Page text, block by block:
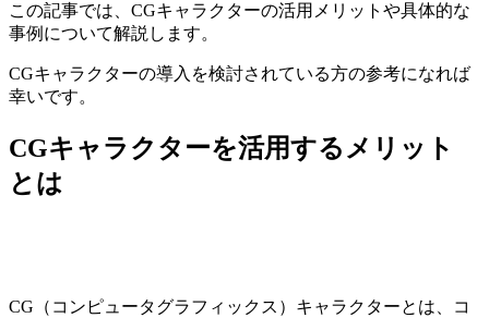
この記事では、CGキャラクターの活用メリットや具体的な
事例について解説します。
CGキャラクターの導入を検討されている方の参考になれば
幸いです。
CGキャラクターを活用するメリット
とは
CG（コンピュータグラフィックス）キャラクターとは、コ